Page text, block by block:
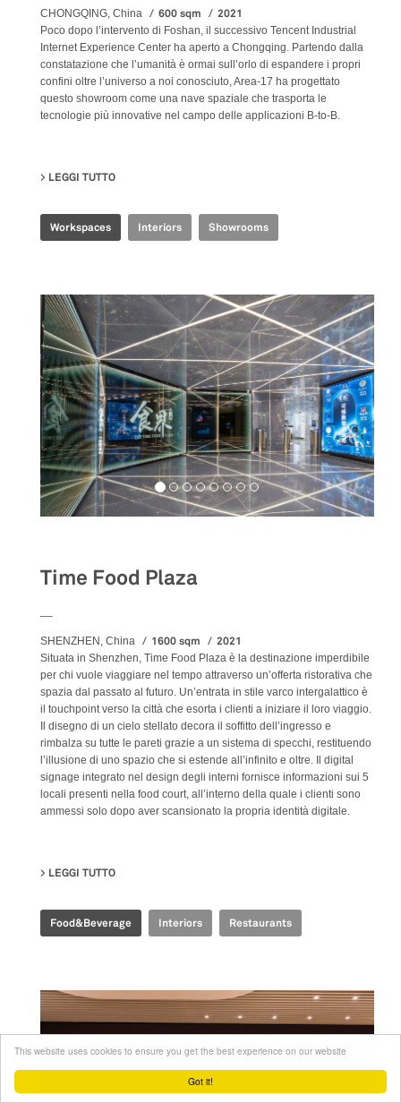
Got it!
This website uses cookies to ensure you get the best experience on our website
CHONGQING, China 600 sqm 2021
Poco dopo l’intervento di Foshan, il successivo Tencent Industrial
Internet Experience Center ha aperto a Chongqing. Partendo dalla
constatazione che l’umanità è ormai sull’orlo di espandere i propri
confini oltre l’universo a noi conosciuto, Area-17 ha progettato
questo showroom come una nave spaziale che trasporta le
tecnologie più innovative nel campo delle applicazioni B-to-B.
LEGGI TUTTO
Workspaces Interiors Showrooms
Time Food Plaza
SHENZHEN, China 1600 sqm 2021
Situata in Shenzhen, Time Food Plaza è la destinazione imperdibile
per chi vuole viaggiare nel tempo attraverso un’offerta ristorativa che
spazia dal passato al futuro. Un’entrata in stile varco intergalattico è
il touchpoint verso la città che esorta i clienti a iniziare il loro viaggio.
Il disegno di un cielo stellato decora il soffitto dell’ingresso e
rimbalza su tutte le pareti grazie a un sistema di specchi, restituendo
l’illusione di uno spazio che si estende all’infinito e oltre. Il digital
signage integrato nel design degli interni fornisce informazioni sui 5
locali presenti nella food court, all’interno della quale i clienti sono
ammessi solo dopo aver scansionato la propria identità digitale.
LEGGI TUTTO
Food&Beverage Interiors Restaurants